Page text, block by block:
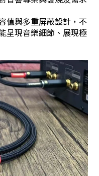
值與多重屏蔽設計，不
呈現音樂細節、展現極